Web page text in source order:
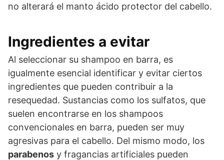
no alterará el manto ácido protector del cabello.
Ingredientes a evitar
Al seleccionar su shampoo en barra, es
igualmente esencial identificar y evitar ciertos
ingredientes que pueden contribuir a la
resequedad. Sustancias como los sulfatos, que
suelen encontrarse en los shampoos
convencionales en barra, pueden ser muy
agresivas para el cabello. Del mismo modo, los
parabenos y fragancias artificiales pueden